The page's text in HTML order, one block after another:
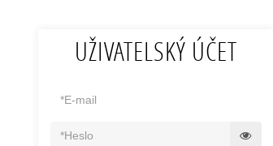
UŽIVATELSKÝ ÚČET